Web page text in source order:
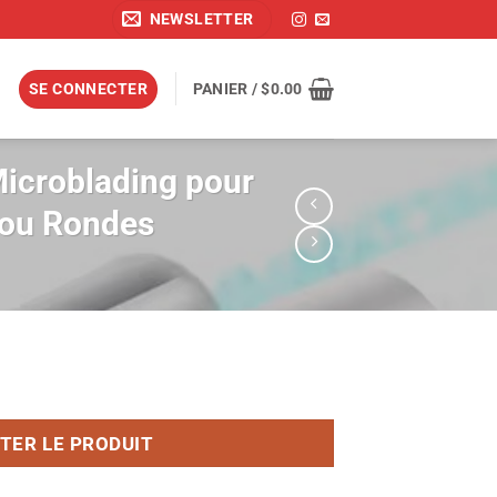
NEWSLETTER
SE CONNECTER PANIER /$0.00
pour
Rondes
LE PRODUIT